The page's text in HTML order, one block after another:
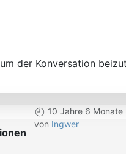
um der Konversation
10 Jahre 6 Monate
von Ingwer